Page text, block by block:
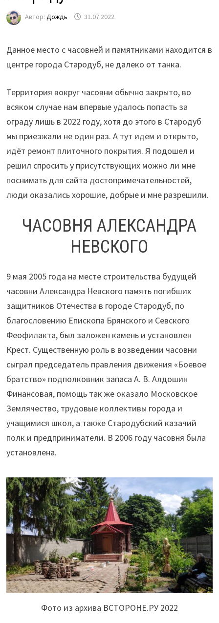
Автор: Дождь 31.07.2022
Данное место с часовней и памятниками находится в
центре города Стародуб, не далеко от танка.
Территория вокруг часовни обычно закрыто, во
всяком случае нам впервые удалось попасть за
ограду лишь в 2022 году, хотя до этого в Стародуб
мы приезжали не один раз. А тут идем и открыто,
идёт ремонт плиточного покрытия. Я подошел и
решил спросить у присутствующих можно ли мне
поснимать для сайта достопримечательностей,
люди оказались хорошие, добрые и мне разрешили.
ЧАСОВНЯ АЛЕКСАНДРА
НЕВСКОГО
9 мая 2005 года на месте строительства будущей
часовни Александра Невского память погибших
защитников Отечества в городе Стародуб, по
благословению Епископа Брянского и Севского
Феофилакта, был заложен камень и установлен
Крест. Существенную роль в возведении часовни
сыграл председатель правления движения «Боевое
братство» подполковник запаса А. В. Алдошин
Финансовая, помощь так же оказало Московское
Землячество, трудовые коллективы города и
учащимися школ, а также Стародубский казачий
полк и предприниматели. В 2006 году часовня была
установлена.
Фото из архива ВСТОРОНЕ.РУ 2022